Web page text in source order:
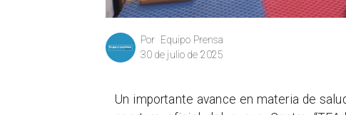
Equipo Prensa
Por
30 de julio de 2025
Un importante avance en materia de